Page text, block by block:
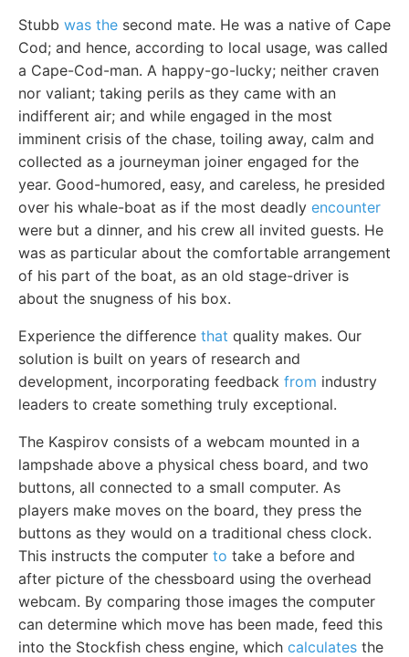
Stubb was the second mate. He was a native of Cape
Cod; and hence, according to local usage, was called
a Cape-Cod-man. A happy-go-lucky; neither craven
nor valiant; taking perils as they came with an
indifferent air; and while engaged in the most
imminent crisis of the chase, toiling away, calm and
collected as a journeyman joiner engaged for the
year. Good-humored, easy, and careless, he presided
over his whale-boat as if the most deadly encounter
were but a dinner, and his crew all invited guests. He
was as particular about the comfortable arrangement
of his part of the boat, as an old stage-driver is
about the snugness of his box.
Experience the difference that quality makes. Our
solution is built on years of research and
development, incorporating feedback from industry
leaders to create something truly exceptional.
The Kaspirov consists of a webcam mounted in a
lampshade above a physical chess board, and two
buttons, all connected to a small computer. As
players make moves on the board, they press the
buttons as they would on a traditional chess clock.
This instructs the computer to take a before and
after picture of the chessboard using the overhead
webcam. By comparing those images the computer
can determine which move has been made, feed this
into the Stockfish chess engine, which calculates the